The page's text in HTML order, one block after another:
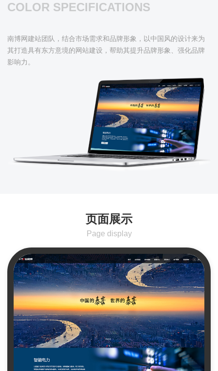
COLOR SPECIFICATIONS
南博网建站团队，结合市场需求和品牌形象，以中国风的设计来为
其打造具有东方意境的网站建设，帮助其提升品牌形象、强化品牌
影响力。
页面展示
Page display